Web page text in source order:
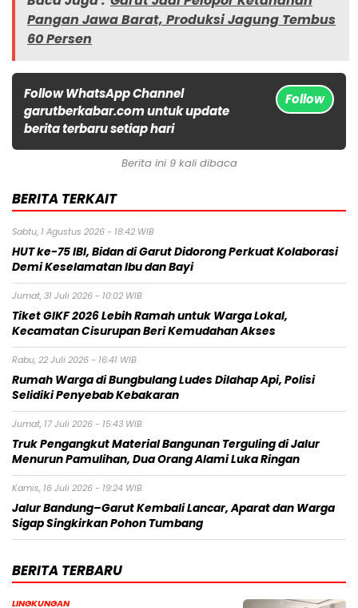
Pangan Jawa Barat, Produksi Jagung Tembus
60 Persen
Follow WhatsApp Channel
garutberkabar.com untuk update
berita terbaru setiap hari
Follow
Berita ini 9 kali dibaca
BERITA TERKAIT
Sabtu, 1 Agustus 2026 - 18:42 WIB
HUT ke-75 IBI, Bidan di Garut Didorong Perkuat Kolaborasi
Demi Keselamatan Ibu dan Bayi
Jumat, 31 Juli 2026 - 10:02 WIB
Tiket GIKF 2026 Lebih Ramah untuk Warga Lokal,
Kecamatan Cisurupan Beri Kemudahan Akses
Rabu, 22 Juli 2026 - 16:41 WIB
Rumah Warga di Bungbulang Ludes Dilahap Api, Polisi
Selidiki Penyebab Kebakaran
Jumat, 17 Juli 2026 - 15:43 WIB
Truk Pengangkut Material Bangunan Terguling di Jalur
Menurun Pamulihan, Dua Orang Alami Luka Ringan
Kamis, 16 Juli 2026 - 19:24 WIB
Jalur Bandung–Garut Kembali Lancar, Aparat dan Warga
Sigap Singkirkan Pohon Tumbang
BERITA TERBARU
LINGKUNGAN